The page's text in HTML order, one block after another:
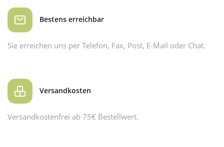
Bestens erreichbar
Sie erreichen uns per Telefon, Fax, Post, E-Mail oder Chat.
Versandkosten
Versandkostenfrei ab 75€ Bestellwert.